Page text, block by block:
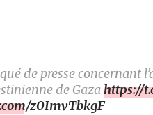
de presse concernant
de Gazahttps://
z0ImvTbkgF